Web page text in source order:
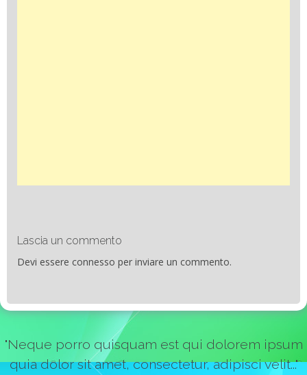
Lascia un commento
Devi essere connesso per inviare un commento.
"Neque porro quisquam est qui dolorem ipsum
quia dolor sit amet, consectetur, adipisci velit..."